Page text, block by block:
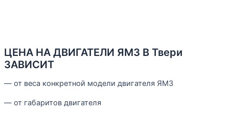
ЦЕНА НА ДВИГАТЕЛИ ЯМЗ В Твери
ЗАВИСИТ
— от веса конкретной модели двигателя ЯМЗ
— от габаритов двигателя